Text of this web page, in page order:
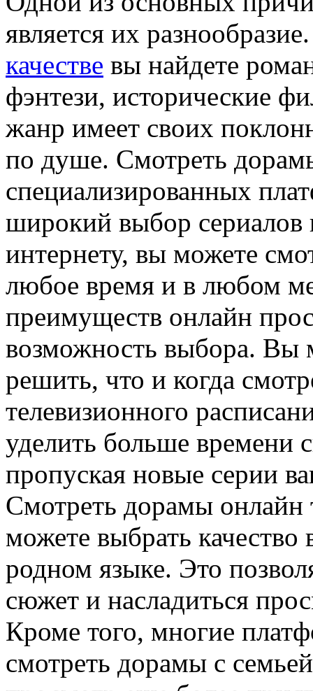
является их
качестве вы найдете
фэнтези, исторические
жанр имеет своих
по душе. Смотреть
специализированных
широкий выбор сериалов
интернету, вы можете
любое время и в любом
преимуществ онлайн
возможность выбора. Вы
решить, что и когда
телевизионного
уделить больше времени
пропуская новые серии
Смотреть дорамы онлайн
можете выбрать
родном языке. Это
сюжет и насладиться
Кроме того, многие
смотреть дорамы с